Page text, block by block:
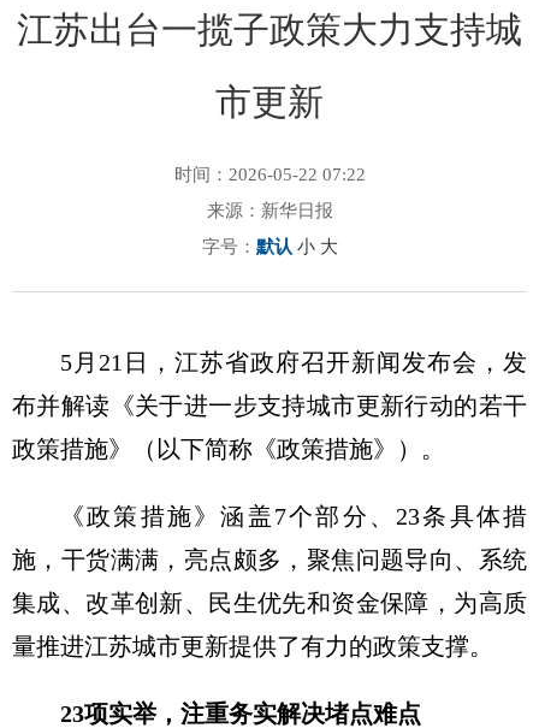
江苏出台一揽子政策大力支持城
市更新
时间：2026-05-22 07:22
来源：新华日报
字号： 默认 小 大
5月21日，江苏省政府召开新闻发布会，发
布并解读《关于进一步支持城市更新行动的若干
政策措施》（以下简称《政策措施》）。
《政策措施》涵盖7个部分、23条具体措
施，干货满满，亮点颇多，聚焦问题导向、系统
集成、改革创新、民生优先和资金保障，为高质
量推进江苏城市更新提供了有力的政策支撑。
23项实举，注重务实解决堵点难点